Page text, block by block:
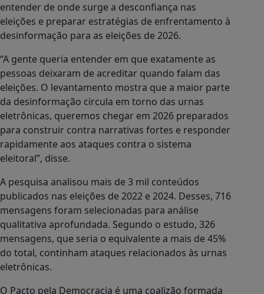
entender de onde surge a desconfiança nas
eleições e preparar estratégias de enfrentamento à
desinformação para as eleições de 2026.
“A gente queria entender em que exatamente as
pessoas deixaram de acreditar quando falam das
eleições. O levantamento mostra que a maior parte
da desinformação circula em torno das urnas
eletrônicas, queremos chegar em 2026 preparados
para construir contra narrativas fortes e responder
rapidamente aos ataques contra o sistema
eleitoral”, disse.
A pesquisa analisou mais de 3 mil conteúdos
publicados nas eleições de 2022 e 2024. Desses, 716
mensagens foram selecionadas para análise
qualitativa aprofundada. Segundo o estudo, 326
mensagens, que seria o equivalente a mais de 45%
do total, continham ataques relacionados às urnas
eletrônicas.
O Pacto pela Democracia é uma coalizão formada